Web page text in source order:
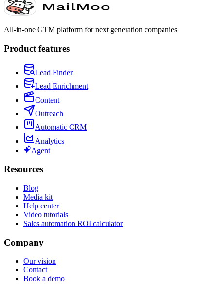
All-in-one GTM platform for next generation companies
Product features
Lead Finder
Lead Enrichment
Content
Outreach
Automatic CRM
Analytics
Agent
Resources
Blog
Media kit
Help center
Video tutorials
Sales automation ROI calculator
Company
Our vision
Contact
Book a demo